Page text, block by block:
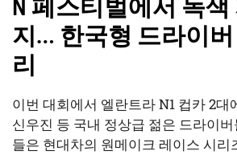
N 페스티벌에서 녹
지… 한국형 드라이
리
이번 대회에서 엘란트라 N1 컵카 2대
신우진 등 국내 정상급 젊은 드라이
들은 현대차의 원메이크 레이스 시리